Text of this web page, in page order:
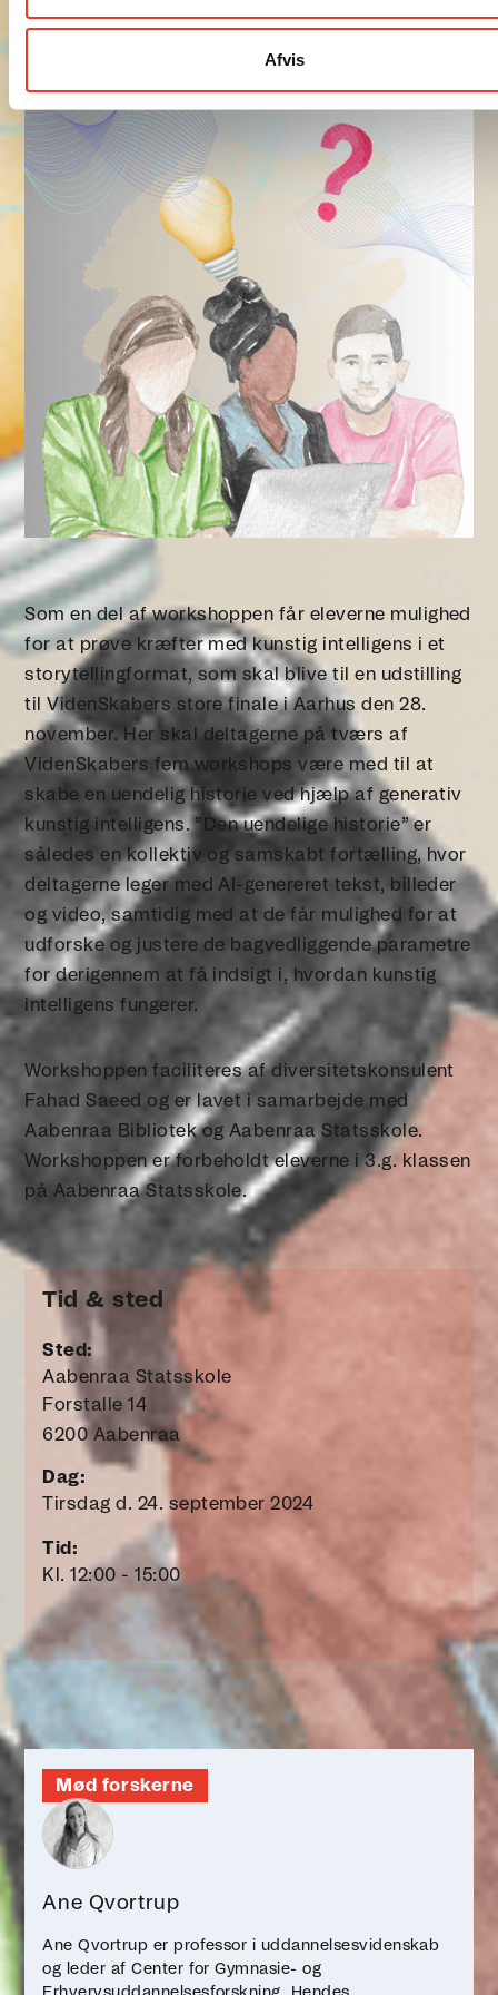
Afvis
Som en del af workshoppen får eleverne mulighed
for at prøve kræfter med kunstig intelligens i et
storytellingformat, som skal blive til en udstilling
til VidenSkabers store finale i Aarhus den 28.
november. Her skal deltagerne på tværs af
VidenSkabers fem workshops være med til at
skabe en uendelig historie ved hjælp af generativ
kunstig intelligens. ”Den uendelige historie” er
således en kollektiv og samskabt fortælling, hvor
deltagerne leger med AI-genereret tekst, billeder
og video, samtidig med at de får mulighed for at
udforske og justere de bagvedliggende parametre
for derigennem at få indsigt i, hvordan kunstig
intelligens fungerer.
Workshoppen faciliteres af diversitetskonsulent
Fahad Saeed og er lavet i samarbejde med
Aabenraa Bibliotek og Aabenraa Statsskole.
Workshoppen er forbeholdt eleverne i 3.g. klassen
på Aabenraa Statsskole.
Tid & sted
Sted:
Aabenraa Statsskole
Forstalle 14
6200 Aabenraa
Dag:
Tirsdag d. 24. september 2024
Tid:
Kl. 12:00 - 15:00
Mød forskerne
Ane Qvortrup
Ane Qvortrup er professor i uddannelsesvidenskab
og leder af Center for Gymnasie- og